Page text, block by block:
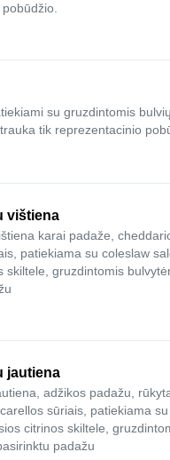
su gruzdintomis bulvių
tik reprezentacinio
vištiena
karai padaže,
patiekiama su coleslaw
skiltele, gruzdintomis
jautiena
adžikos padažu,
sūriais, patiekiama
citrinos skiltele,
padažu